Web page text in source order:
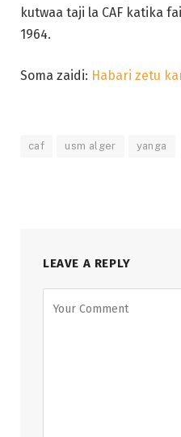
kutwaa taji la CAF katika
1964.
Soma zaidi: Habari zetu
caf usm alger yanga
LEAVE A REPLY